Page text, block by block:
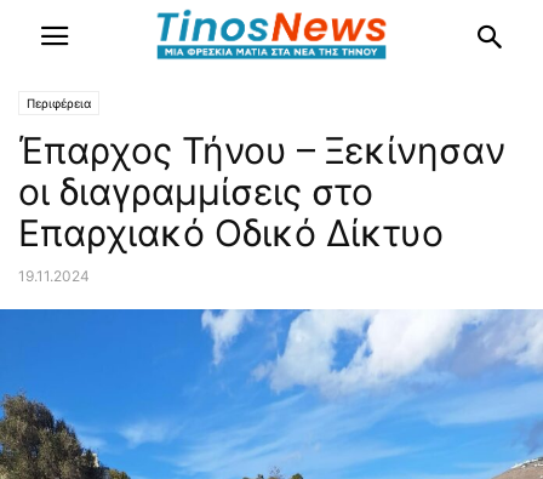
Περιφέρεια
Έπαρχος Τήνου – Ξεκίνησαν
οι διαγραμμίσεις στο
Επαρχιακό Οδικό Δίκτυο
19.11.2024